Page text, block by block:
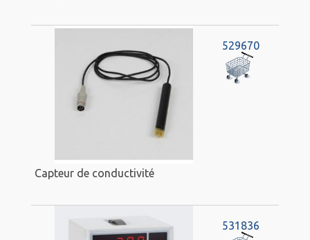
529670
Capteur de conductivité
531836